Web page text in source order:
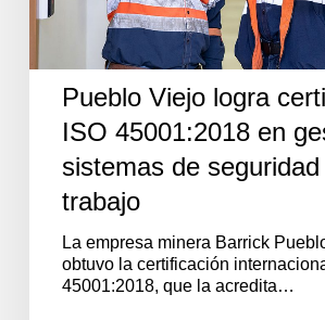
el
trabajoPueblo Viejo logra
ISO 45001:2018 en
sistemas de
trabajo
La empresa minera Barrick
obtuvo la certificación
45001:2018, que la acredita…